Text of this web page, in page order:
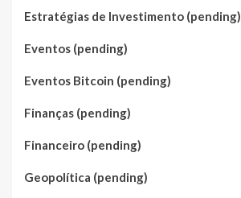
Estratégias de Investimento (pending)
Eventos (pending)
Eventos Bitcoin (pending)
Finanças (pending)
Financeiro (pending)
Geopolítica (pending)